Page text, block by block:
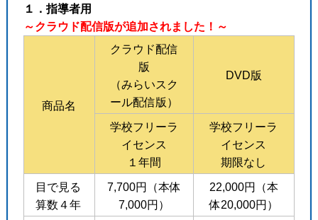
１．指導者用
～クラウド配信版が追加されました！～
商品名
クラウド配信
版
（みらいスク
ール配信版）
DVD版
学校フリーラ
イセンス
１年間
学校フリーラ
イセンス
期限なし
目で見る
算数４年
7,700円（本体
7,000円）
22,000円（本
体20,000円）